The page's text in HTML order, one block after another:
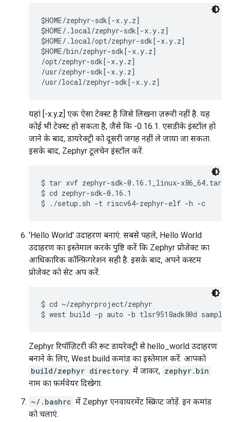
$HOME/zephyr-sdk[-x.y.z]
$HOME/.local/zephyr-sdk[-x.y.z]
$HOME/.local/opt/zephyr-sdk[-x.y.z]
$HOME/bin/zephyr-sdk[-x.y.z]
/opt/zephyr-sdk[-x.y.z]
/usr/zephyr-sdk[-x.y.z]
यहां [-x.y.z] एक ऐसा टेक्स्ट है जिसे लिखना ज़रूरी नहीं है. यह
कोई भी टेक्स्ट हो सकता है, जैसे कि -0.16.1. एसडीके इंस्टॉल हो
जाने के बाद, डायरेक्ट्री को दूसरी जगह नहीं ले जाया जा सकता.
इसके बाद, Zephyr टूलचेन इंस्टॉल करें.
$ tar xvf zephyr-sdk-0.16.1_linux-
$ cd zephyr-sdk-0.16.1
'Hello World' उदाहरण बनाएं. सबसे पहले, Hello World
उदाहरण का इस्तेमाल करके पुष्टि करें कि Zephyr प्रोजेक्ट का
आधिकारिक कॉन्फ़िगरेशन सही है. इसके बाद, अपने कस्टम
प्रोजेक्ट को सेट अप करें.
$ cd ~/zephyrproject/zephyr
Zephyr रिपॉज़िटरी की रूट डायरेक्ट्री से hello_world उदाहरण
बनाने के लिए, West build कमांड का इस्तेमाल करें. आपको
build/zephyr directory में जाकर, zephyr.bin
नाम का फ़र्मवेयर दिखेगा.
~/.bashrc में Zephyr एनवायरमेंट स्क्रिप्ट जोड़ें. इन कमांड
को चलाएं.